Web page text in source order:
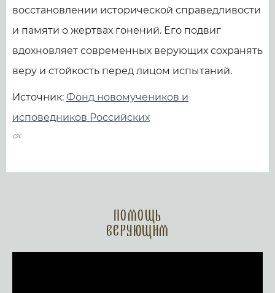
восстановлении исторической справедливости
и памяти о жертвах гонений. Его подвиг
вдохновляет современных верующих сохранять
веру и стойкость перед лицом испытаний.
Источник: Фонд новомучеников и
исповедников Российских
Помощь
верующим